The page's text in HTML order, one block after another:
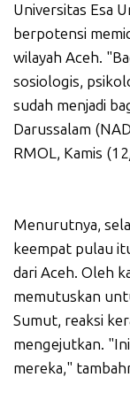
Universitas Esa
berpotensi
wilayah Aceh.
sosiologis,
sudah menjadi
Darussalam
RMOL, Kamis
Menurutnya,
keempat pulau
dari Aceh. Oleh
memutuskan
Sumut, reaksi
mengejutkan.
mereka,"